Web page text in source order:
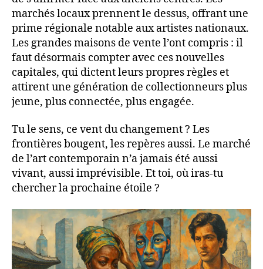
marchés locaux prennent le dessus, offrant une
prime régionale notable aux artistes nationaux.
Les grandes maisons de vente l’ont compris : il
faut désormais compter avec ces nouvelles
capitales, qui dictent leurs propres règles et
attirent une génération de collectionneurs plus
jeune, plus connectée, plus engagée.
Tu le sens, ce vent du changement ? Les
frontières bougent, les repères aussi. Le marché
de l’art contemporain n’a jamais été aussi
vivant, aussi imprévisible. Et toi, où iras-tu
chercher la prochaine étoile ?